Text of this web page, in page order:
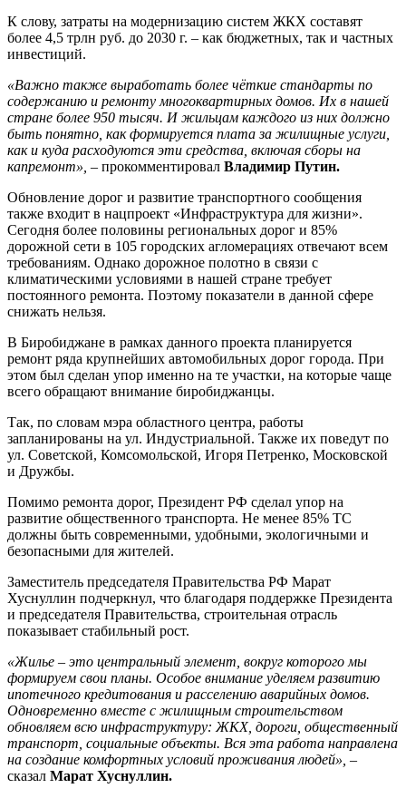
К слову, затраты на модернизацию систем ЖКХ составят
более 4,5 трлн руб. до 2030 г. – как бюджетных, так и частных
инвестиций.
«Важно также выработать более чёткие стандарты по
содержанию и ремонту многоквартирных домов. Их в нашей
стране более 950 тысяч. И жильцам каждого из них должно
быть понятно, как формируется плата за жилищные услуги,
как и куда расходуются эти средства, включая сборы на
капремонт», – прокомментировал Владимир Путин.
Обновление дорог и развитие транспортного сообщения
также входит в нацпроект «Инфраструктура для жизни».
Сегодня более половины региональных дорог и 85%
дорожной сети в 105 городских агломерациях отвечают всем
требованиям. Однако дорожное полотно в связи с
климатическими условиями в нашей стране требует
постоянного ремонта. Поэтому показатели в данной сфере
снижать нельзя.
В Биробиджане в рамках данного проекта планируется
ремонт ряда крупнейших автомобильных дорог города. При
этом был сделан упор именно на те участки, на которые чаще
всего обращают внимание биробиджанцы.
Так, по словам мэра областного центра, работы
запланированы на ул. Индустриальной. Также их поведут по
ул. Советской, Комсомольской, Игоря Петренко, Московской
и Дружбы.
Помимо ремонта дорог, Президент РФ сделал упор на
развитие общественного транспорта. Не менее 85% ТС
должны быть современными, удобными, экологичными и
безопасными для жителей.
Заместитель председателя Правительства РФ Марат
Хуснуллин подчеркнул, что благодаря поддержке Президента
и председателя Правительства, строительная отрасль
показывает стабильный рост.
«Жилье – это центральный элемент, вокруг которого мы
формируем свои планы. Особое внимание уделяем развитию
ипотечного кредитования и расселению аварийных домов.
Одновременно вместе с жилищным строительством
обновляем всю инфраструктуру: ЖКХ, дороги, общественный
транспорт, социальные объекты. Вся эта работа направлена
на создание комфортных условий проживания людей», –
сказал Марат Хуснуллин.